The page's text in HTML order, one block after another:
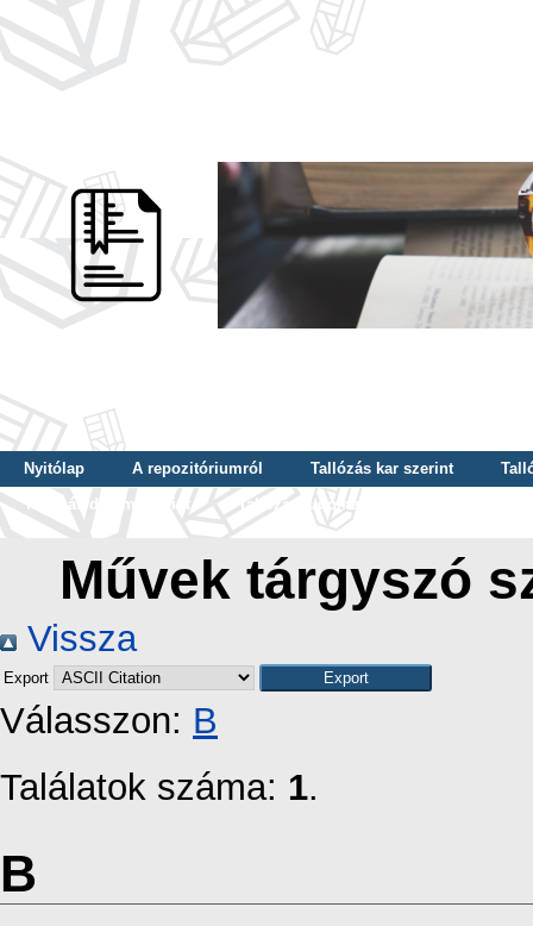
Nyitólap A repozitóriumról Tallózás kar szerint
Tallózás dátum szerint
Tallózás tudományterület szerint
Művek tárgyszó
Vissza
Export
Válasszon: B
Találatok száma: 1.
B